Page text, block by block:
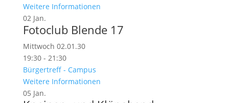
Weitere Informationen
02 Jan.
Fotoclub Blende 17
Mittwoch 02.01.30
19:30 - 21:30
Bürgertreff - Campus
Weitere Informationen
05 Jan.